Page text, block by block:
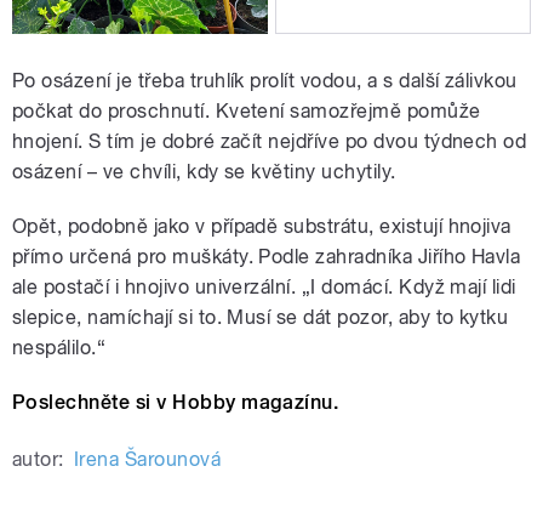
Po osázení je třeba truhlík prolít vodou, a s další zálivkou
počkat do proschnutí. Kvetení samozřejmě pomůže
hnojení. S tím je dobré začít nejdříve po dvou týdnech od
osázení – ve chvíli, kdy se květiny uchytily.
Opět, podobně jako v případě substrátu, existují hnojiva
přímo určená pro muškáty. Podle zahradníka Jiřího Havla
ale postačí i hnojivo univerzální. „I domácí. Když mají lidi
slepice, namíchají si to. Musí se dát pozor, aby to kytku
nespálilo.“
Poslechněte si v Hobby magazínu.
autor: Irena Šarounová